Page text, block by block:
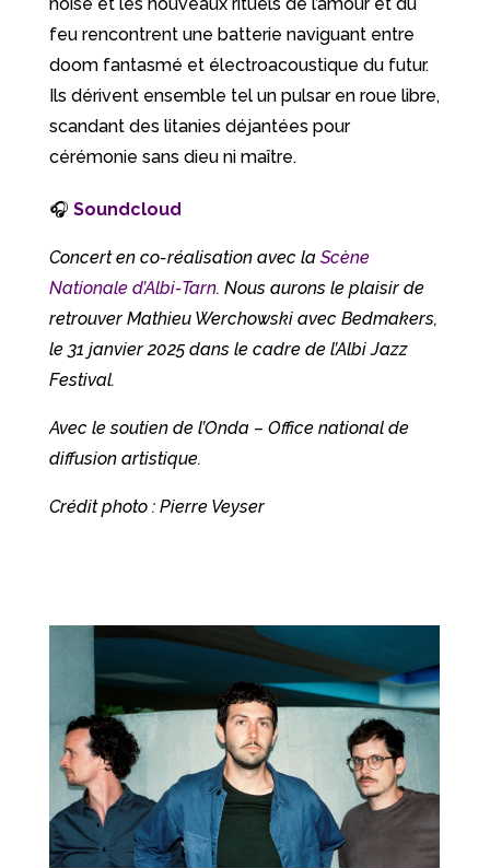
feu rencontrent une batterie naviguant entre
doom fantasmé et électroacoustique du futur.
Ils dérivent ensemble tel un pulsar en roue libre,
scandant des litanies déjantées pour
cérémonie sans dieu ni maître.
🎧 Soundcloud
Concert en co-réalisation avec la Scène
Nationale d’Albi-Tarn. Nous aurons le plaisir de
retrouver Mathieu Werchowski avec Bedmakers,
le 31 janvier 2025 dans le cadre de l’Albi Jazz
Festival.
Avec le soutien de l’Onda – Office national de
diffusion artistique.
Crédit photo : Pierre Veyser